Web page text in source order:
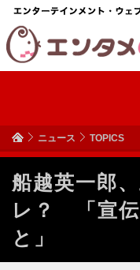
ニュース TOPICS
船越英一郎
レ？ 「宣伝
と」